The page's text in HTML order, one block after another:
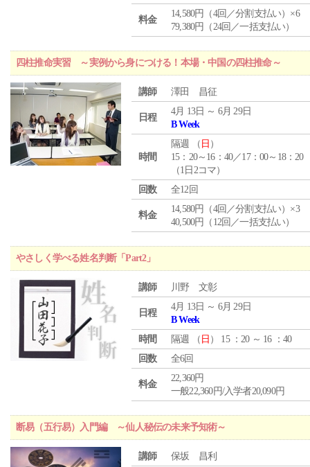
料金
14,580円（4回／分割支払い）×6
79,380円（24回／一括支払い）
四柱推命実習 ～実例から身につける！本場・中国の四柱推命～
講師 澤田 昌征
日程
4月 13日 ～ 6月 29日
B Week
時間
隔週 （ 日 ）
15：20～16：40／17：00～18：20
（1日2コマ）
回数
全12回
料金
14,580円（4回／分割支払い）×3
40,500円（12回／一括支払い）
やさしく学べる姓名判断「Part2」
講師 川野 文彰
日程
4月 13日 ～ 6月 29日
B Week
時間
隔週 （ 日 ） 15 ：20 ～ 16 ：40
回数
全6回
料金
22,360円
一般22,360円/入学者20,090円
断易（五行易）入門編 ～仙人秘伝の未来予知術～
講師 保坂 昌利